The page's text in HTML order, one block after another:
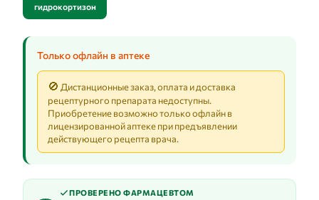
гидрокортизон
Только офлайн в аптеке
🚫 Дистанционные заказ, оплата и доставка
рецептурного препарата недоступны.
Приобретение возможно только офлайн в
лицензированной аптеке при предъявлении
действующего рецепта врача.
ПРОВЕРЕНО ФАРМАЦЕВТОМ